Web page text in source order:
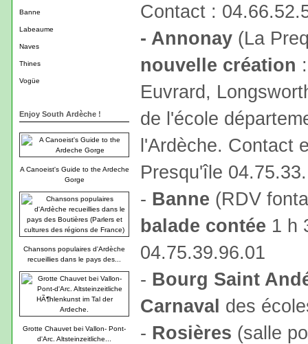
Banne
Labeaume
Naves
Thines
Vogüe
Enjoy South Ardèche !
A Canoeist's Guide to the Ardeche
Gorge
Chansons populaires d'Ardèche
recueillies dans le pays des...
Grotte Chauvet bei Vallon- Pont-
d'Arc. Altsteinzeitliche...
Contact :
- Annonay (La
nouvelle création
Euvrard,
de l'école
l'Ardèche. Contact
Presqu'île
- Banne (RDV
balade contée 1 h
04.75.39.96.01
- Bourg Saint
Carnaval des
- Rosières (salle